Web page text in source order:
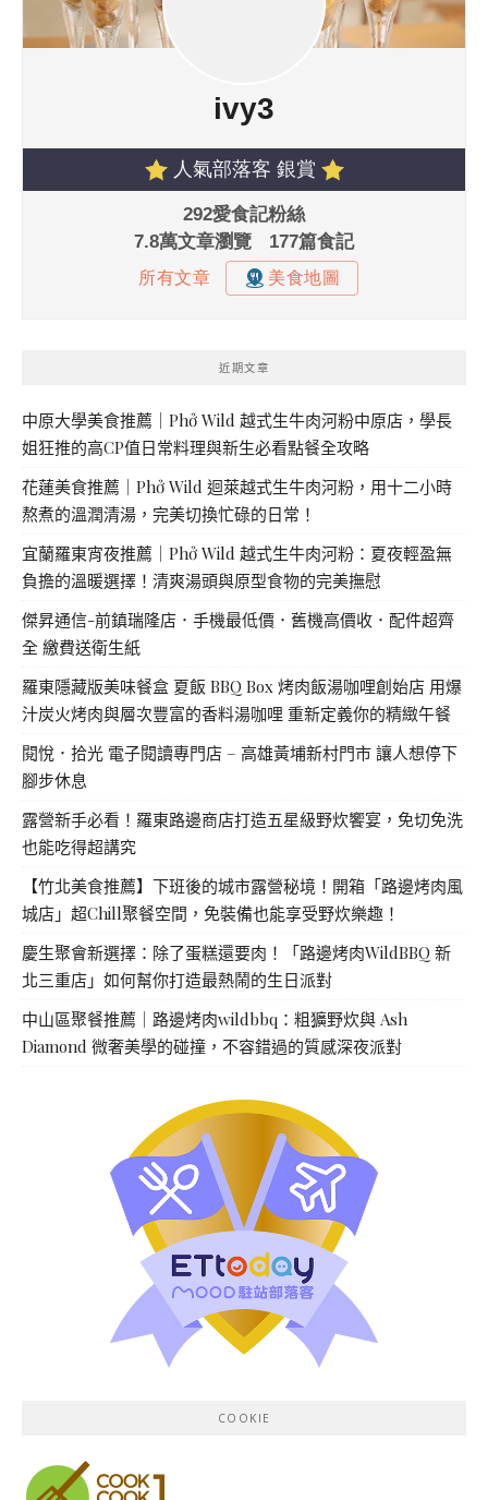
近期文章
中原大學美食推薦｜Phở Wild 越式生牛肉河粉中原店，學長
姐狂推的高CP值日常料理與新生必看點餐全攻略
花蓮美食推薦｜Phở Wild 迴萊越式生牛肉河粉，用十二小時
熬煮的溫潤清湯，完美切換忙碌的日常！
宜蘭羅東宵夜推薦｜Phở Wild 越式生牛肉河粉：夏夜輕盈無
負擔的溫暖選擇！清爽湯頭與原型食物的完美撫慰
傑昇通信-前鎮瑞隆店．手機最低價．舊機高價收．配件超齊
全 繳費送衛生紙
羅東隱藏版美味餐盒 夏飯 BBQ Box 烤肉飯湯咖哩創始店 用爆
汁炭火烤肉與層次豐富的香料湯咖哩 重新定義你的精緻午餐
閱悅．拾光 電子閱讀專門店 – 高雄黃埔新村門市 讓人想停下
腳步休息
露營新手必看！羅東路邊商店打造五星級野炊饗宴，免切免洗
也能吃得超講究
【竹北美食推薦】下班後的城市露營秘境！開箱「路邊烤肉風
城店」超Chill聚餐空間，免裝備也能享受野炊樂趣！
慶生聚會新選擇：除了蛋糕還要肉！「路邊烤肉WildBBQ 新
北三重店」如何幫你打造最熱鬧的生日派對
中山區聚餐推薦｜路邊烤肉wildbbq：粗獷野炊與 Ash
Diamond 微奢美學的碰撞，不容錯過的質感深夜派對
COOKIE